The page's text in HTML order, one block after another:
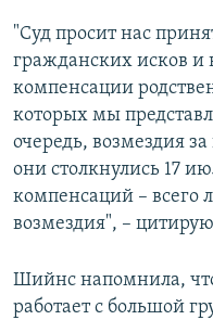
"Суд просит нас
гражданских исков и
компенсации
которых мы
очередь, возмездия
они столкнулись 17
компенсаций – всего
возмездия", –
Шийнс напомнила,
работает с большой